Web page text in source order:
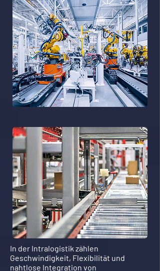
In der Intralogistik zählen
Geschwindigkeit, Flexibilität und
nahtlose Integration von